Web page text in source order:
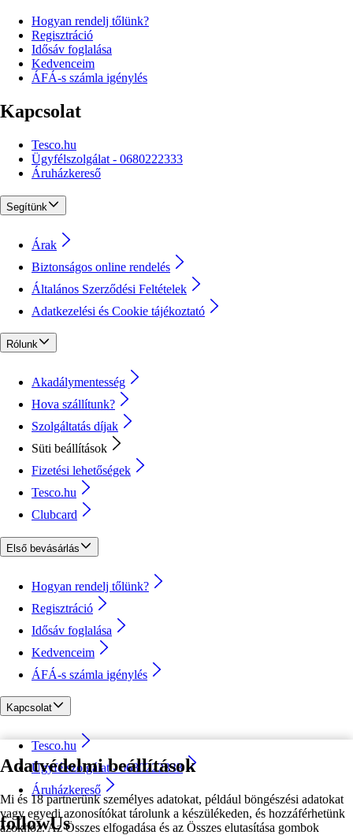
Adatvédelmi beállítások
Mi és 18 partnerünk személyes adatokat, például böngészési adatokat
vagy egyedi azonosítókat tárolunk a készülékeden, és hozzáférhetünk
azokhoz. Az Összes elfogadása és az Összes elutasítása gombok
Hogyan rendelj tőlünk?
Regisztráció
Idősáv foglalása
Kedvenceim
ÁFÁ-s számla igénylés
Kapcsolat
Tesco.hu
Ügyfélszolgálat - 0680222333
Áruházkereső
Segítünk
Árak
Biztonságos online rendelés
Általános Szerződési Feltételek
Adatkezelési és Cookie tájékoztató
Rólunk
Akadálymentesség
Hova szállítunk?
Szolgáltatás díjak
Süti beállítások
Fizetési lehetőségek
Tesco.hu
Clubcard
Első bevásárlás
Hogyan rendelj tőlünk?
Regisztráció
Idősáv foglalása
Kedvenceim
ÁFÁ-s számla igénylés
Kapcsolat
Tesco.hu
Ügyfélszolgálat - 0680222333
Áruházkereső
followUs